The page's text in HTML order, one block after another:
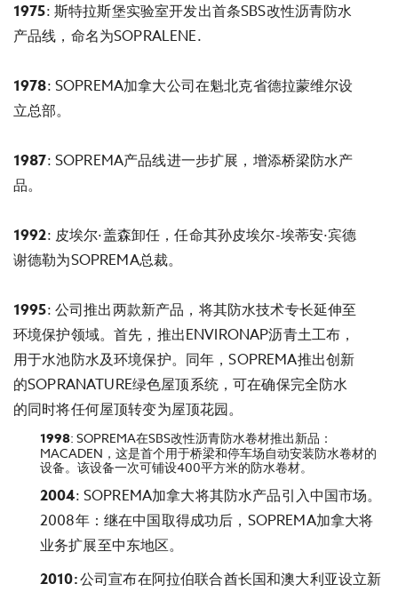
1975: 斯特拉斯堡实验室开发出首条SBS改性沥青防水
产品线，命名为SOPRALENE.
1978: SOPREMA加拿大公司在魁北克省德拉蒙维尔设
立总部。
1987: SOPREMA产品线进一步扩展，增添桥梁防水产
品。
1992: 皮埃尔·盖森卸任，任命其孙皮埃尔-埃蒂安·宾德
谢德勒为SOPREMA总裁。
1995: 公司推出两款新产品，将其防水技术专长延伸至
环境保护领域。首先，推出ENVIRONAP沥青土工布，
用于水池防水及环境保护。同年，SOPREMA推出创新
的SOPRANATURE绿色屋顶系统，可在确保完全防水
的同时将任何屋顶转变为屋顶花园。
1998: SOPREMA在SBS改性沥青防水卷材推出新品：
MACADEN，这是首个用于桥梁和停车场自动安装防水卷材的
设备。该设备一次可铺设400平方米的防水卷材。
2004: SOPREMA加拿大将其防水产品引入中国市场。
2008年：继在中国取得成功后，SOPREMA加拿大将
业务扩展至中东地区。
2010:公司宣布在阿拉伯联合酋长国和澳大利亚设立新